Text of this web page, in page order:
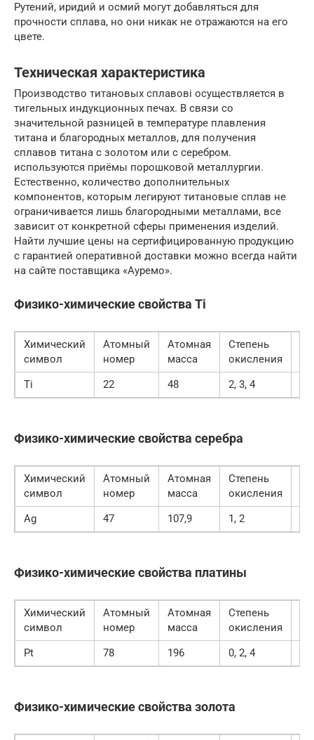
Рутений, иридий и осмий могут добавляться для
прочности сплава, но они никак не отражаются на его
цвете.
Техническая характеристика
Производство титановых сплавовi осуществляется в
тигельных индукционных печах. В связи со
значительной разницей в температуре плавления
титана и благородных металлов, для получения
сплавов титана c золотом или c серебром.
используются приёмы порошковой металлургии.
Естественно, количество дополнительных
компонентов, которым легируют титановые сплав не
ограничивается лишь благородными металлами, все
зависит от конкретной сферы применения изделий.
Найти лучшие цены на сертифицированную продукцию
с гарантией оперативной доставки можно всегда найти
на сайте поставщика «Ауремо».
Физико-химические свойства Ti
Химический
символ
Атомный
номер
Атомная
масса
Степень
окисления
Ti
22 48 2, 3, 4
Физико-химические свойства серебра
Химический
символ
Атомный
номер
Атомная
масса
Степень
окисления
Ag
47 107,9 1, 2
Физико-химические свойства платины
Химический
символ
Атомный
номер
Атомная
масса
Степень
окисления
Pt
78 196 0, 2, 4
Физико-химические свойства золота